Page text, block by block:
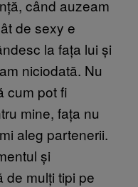
când auzeam
de sexy e
la fața lui și
niciodată. Nu
cum pot fi
mine, fața nu
aleg partenerii.
și
de mulți tipi pe